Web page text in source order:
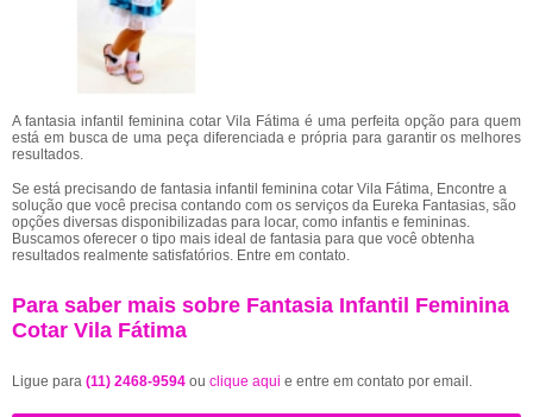
A fantasia infantil feminina cotar Vila Fátima é uma perfeita opção para quem
está em busca de uma peça diferenciada e própria para garantir os melhores
resultados.
Se está precisando de fantasia infantil feminina cotar Vila Fátima, Encontre a
solução que você precisa contando com os serviços da Eureka Fantasias, são
opções diversas disponibilizadas para locar, como infantis e femininas.
Buscamos oferecer o tipo mais ideal de fantasia para que você obtenha
resultados realmente satisfatórios. Entre em contato.
Para saber mais sobre Fantasia Infantil Feminina
Cotar Vila Fátima
Ligue para (11) 2468-9594 ou clique aqui e entre em contato por email.